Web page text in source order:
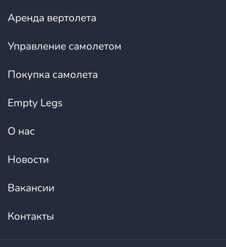
Аренда вертолета
Управление самолетом
Покупка самолета
Empty Legs
О нас
Новости
Вакансии
Контакты